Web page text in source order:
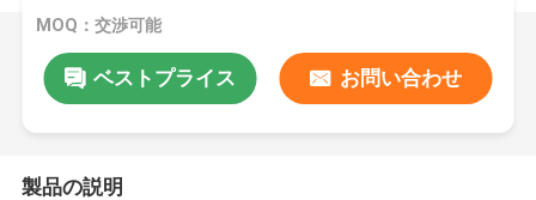
MOQ：交渉可能
ベストプライス お問い合わせ
製品の説明